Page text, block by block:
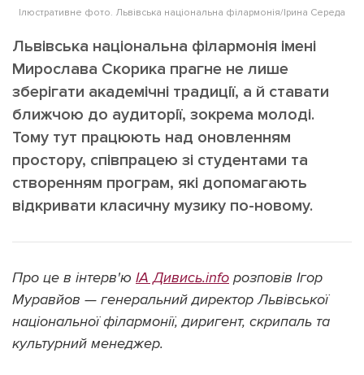
Ініціативи
Зв'язатися з нами
[email protected] Реклама на сайті
Політика конфіденційності
Наші соц мережі
Підтримати dyvys.info
Ілюстративне фото. Львівська національна філармонія/Ірина Середа
Львівська національна філармонія імені
Мирослава Скорика прагне не лише
зберігати академічні традиції, а й ставати
ближчою до аудиторії, зокрема молоді.
Тому тут працюють над оновленням
простору, співпрацею зі студентами та
створенням програм, які допомагають
відкривати класичну музику по-новому.
Про це в інтерв'ю ІА Дивись.info розповів Ігор
Муравйов — генеральний директор Львівської
національної філармонії, диригент, скрипаль та
культурний менеджер.